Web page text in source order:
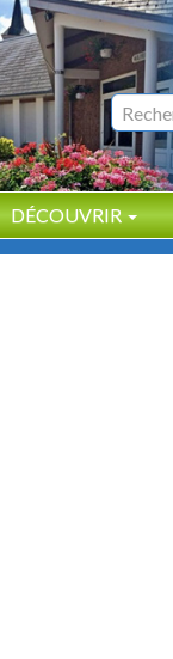
Search
for
DÉCOUVRIR